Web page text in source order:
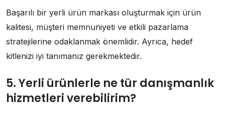
Başarılı bir yerli ürün markası oluşturmak için ürün
kalitesi, müşteri memnuniyeti ve etkili pazarlama
stratejilerine odaklanmak önemlidir. Ayrıca, hedef
kitlenizi iyi tanımanız gerekmektedir.
5. Yerli ürünlerle ne tür danışmanlık
hizmetleri verebilirim?